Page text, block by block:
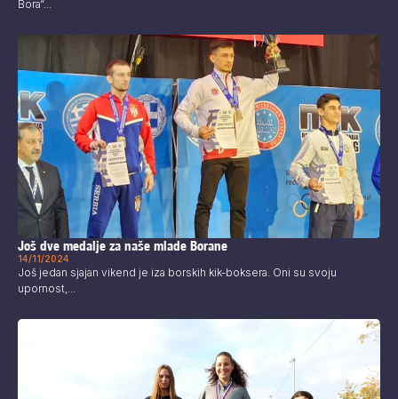
Bora“...
Još dve medalje za naše mlade Borane
14/11/2024
Još jedan sjajan vikend je iza borskih kik-boksera. Oni su svoju
upornost,...